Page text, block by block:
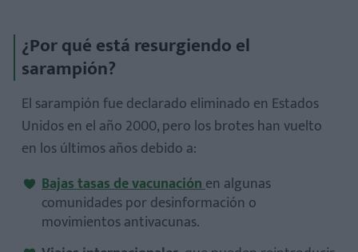
¿Por qué está resurgiendo el
sarampión?
El sarampión fue declarado eliminado en Estados
Unidos en el año 2000, pero los brotes han vuelto
en los últimos años debido a:
Bajas tasas de vacunaciónen algunas
comunidades por desinformación o
movimientos antivacunas.